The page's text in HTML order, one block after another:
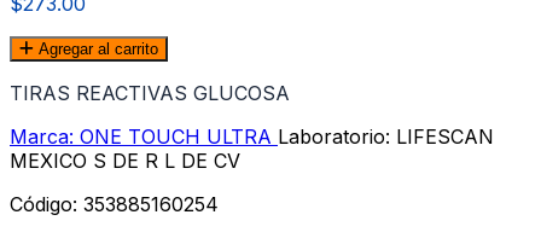
Agregar al carrito
TIRAS REACTIVAS GLUCOSA
Marca: ONE TOUCH ULTRA Laboratorio: LIFESCAN
MEXICO S DE R L DE CV
Código: 353885160254